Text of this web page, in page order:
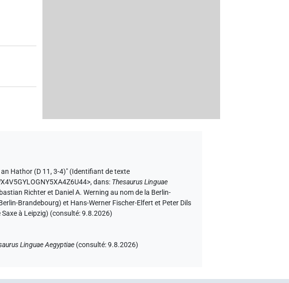
Hathor (D 11, 3-4)" (Identifiant de texte
,dans: Thesaurus Linguae
Richter et Daniel A. Werning au nom de la Berlin-
Brandebourg) et Hans-Werner Fischer-Elfert et Peter Dils
Saxe à Leipzig) (consulté:9.8.2026)
Linguae Aegyptiae (consulté:9.8.2026)